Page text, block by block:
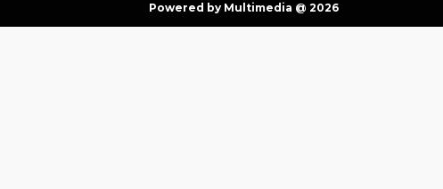
Powered by Multimedia @ 2026